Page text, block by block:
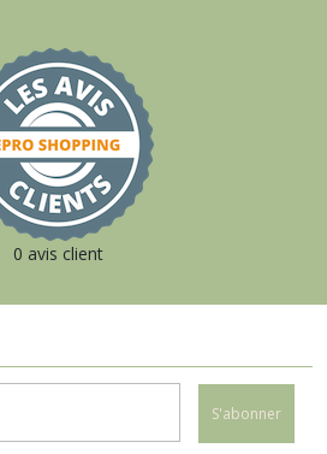
0 avis client
S'abonner